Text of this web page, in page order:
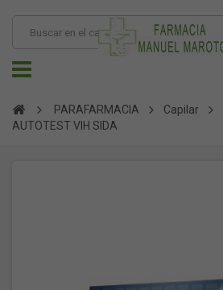
PARAFARMACIA Capilar
AUTOTEST VIH SIDA